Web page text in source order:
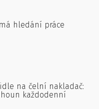
hledání práce
na čelní nakladač:
každodenní